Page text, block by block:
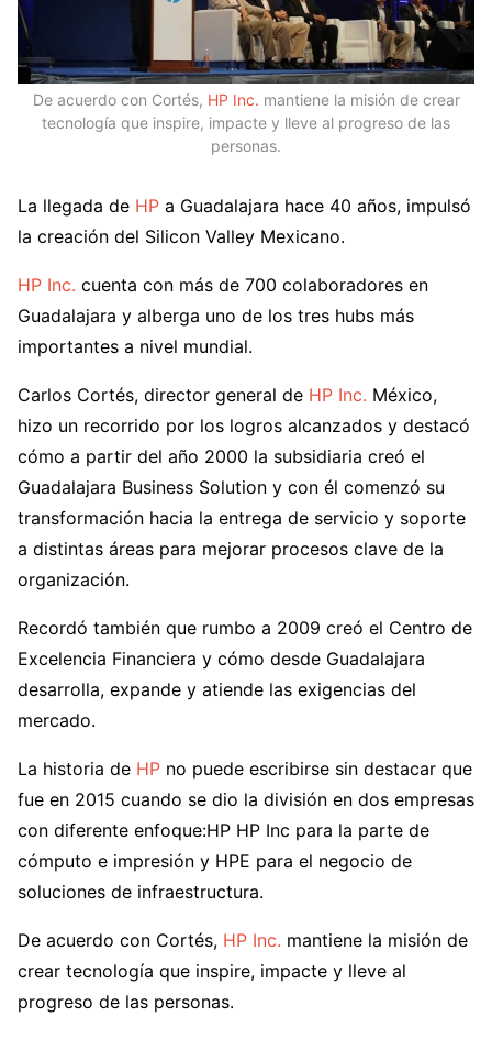
De acuerdo con Cortés, HP Inc. mantiene la misión de crear
tecnología que inspire, impacte y lleve al progreso de las
personas.
La llegada de HP a Guadalajara hace 40 años, impulsó
la creación del Silicon Valley Mexicano.
HP Inc. cuenta con más de 700 colaboradores en
Guadalajara y alberga uno de los tres hubs más
importantes a nivel mundial.
Carlos Cortés, director general de HP Inc. México,
hizo un recorrido por los logros alcanzados y destacó
cómo a partir del año 2000 la subsidiaria creó el
Guadalajara Business Solution y con él comenzó su
transformación hacia la entrega de servicio y soporte
a distintas áreas para mejorar procesos clave de la
organización.
Recordó también que rumbo a 2009 creó el Centro de
Excelencia Financiera y cómo desde Guadalajara
desarrolla, expande y atiende las exigencias del
mercado.
La historia de HP no puede escribirse sin destacar que
fue en 2015 cuando se dio la división en dos empresas
con diferente enfoque:HP HP Inc para la parte de
cómputo e impresión y HPE para el negocio de
soluciones de infraestructura.
De acuerdo con Cortés, HP Inc. mantiene la misión de
crear tecnología que inspire, impacte y lleve al
progreso de las personas.